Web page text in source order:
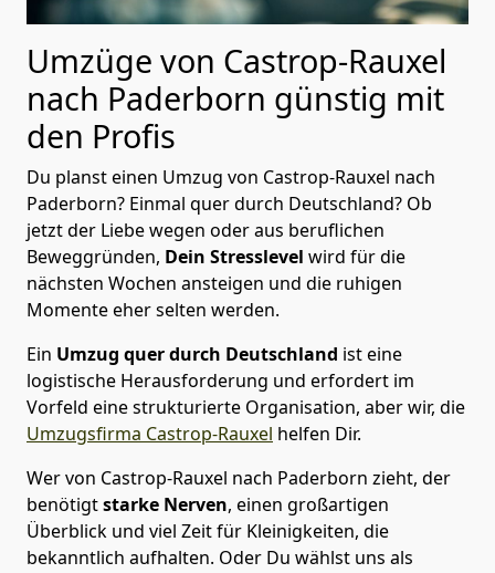
Umzüge von Castrop-Rauxel
nach Paderborn günstig mit
den Profis
Du planst einen Umzug von Castrop-Rauxel nach
Paderborn? Einmal quer durch Deutschland? Ob
jetzt der Liebe wegen oder aus beruflichen
Beweggründen, Dein Stresslevel wird für die
nächsten Wochen ansteigen und die ruhigen
Momente eher selten werden.
Ein Umzug quer durch Deutschland ist eine
logistische Herausforderung und erfordert im
Vorfeld eine strukturierte Organisation, aber wir, die
Umzugsfirma Castrop-Rauxel helfen Dir.
Wer von Castrop-Rauxel nach Paderborn zieht, der
benötigtstarke Nerven, einen großartigen
Überblick und viel Zeit für Kleinigkeiten, die
bekanntlich aufhalten. Oder Du wählst uns als